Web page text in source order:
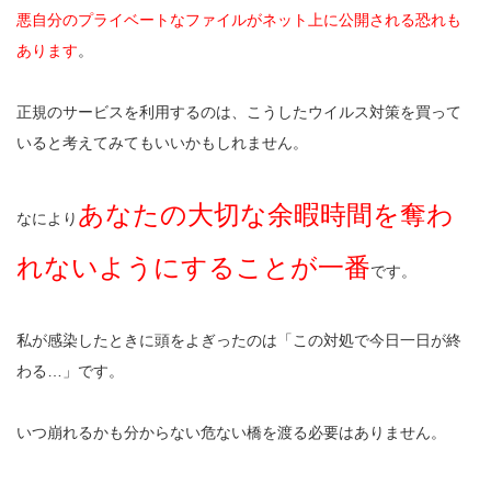
悪自分のプライベートなファイルがネット上に公開される恐れも
あります。
正規のサービスを利用するのは、こうしたウイルス対策を買って
いると考えてみてもいいかもしれません。
なにより あなたの大切な余暇時間を奪わ
れないようにすることが一番です。
私が感染したときに頭をよぎったのは「この対処で今日一日が終
わる…」です。
いつ崩れるかも分からない危ない橋を渡る必要はありません。